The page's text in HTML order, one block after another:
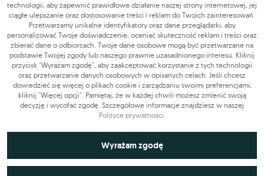
Znajdź nas
Narzędzia
OLX-praca © 2026. Wszelkie prawa zastrzeżone.
OLX PracaBudowa i remontyProdukcjaAdministracja Sprzedaż
Praca dodatkowa i sezonowa
technologii, aby zapewnić prawidłowe działanie naszej strony internetowej, jej
ciągłe ulepszanie oraz dostosowanie treści i reklam do Twoich zainteresowań.
Przetwarzamy unikalne identyfikatory oraz dane przeglądarki, aby
personalizować Twoje doświadczenie, oceniać skuteczność reklam i treści oraz
zbierać dane o odbiorcach. Twoje dane osobowe mogą być przetwarzane na
podstawie Twojej zgody lub naszego prawnie uzasadnionego interesu. Kliknij
przycisk "Wyrażam zgodę", aby zaakceptować korzystanie z tych technologii
oraz przetwarzanie danych osobowych w opisanych celach. Jeśli chcesz
dowiedzieć się więcej o plikach cookie i zarządzaniu swoimi preferencjami,
kliknij "Więcej opcji". Pamiętaj, że w każdej chwili możesz zmienić swoją
decyzję i wycofać zgodę. Szczegółowe informacje znajdziesz w naszej
Polityce prywatności.
Niezbędne do funkcjonowania strony
Technicznie niezbędne pliki cookie odgrywają kluczową rolę w
Wyrażam zgodę